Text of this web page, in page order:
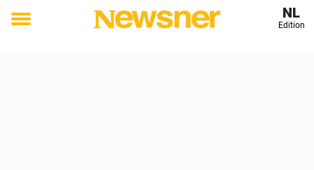
Toggle
NL
Edition